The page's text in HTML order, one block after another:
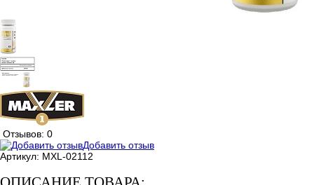
Отзывов: 0
Добавить отзыв
Артикул: MXL-02112